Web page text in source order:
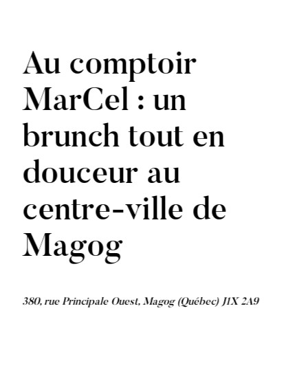
Au comptoir
MarCel : un
brunch tout en
douceur au
centre-ville de
Magog
380, rue Principale Ouest, Magog (Québec) J1X 2A9